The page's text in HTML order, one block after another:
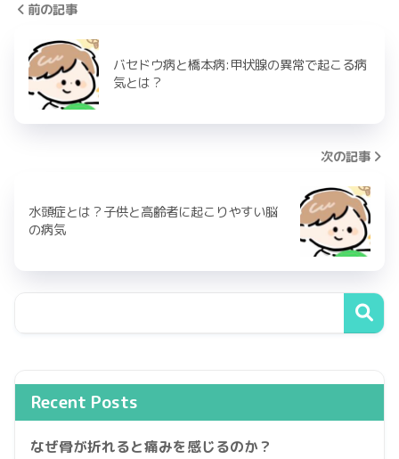
前の記事
バセドウ病と橋本病:甲状腺の異常で起こる病
気とは？
次の記事
水頭症とは？子供と高齢者に起こりやすい脳
の病気
Recent Posts
なぜ骨が折れると痛みを感じるのか？